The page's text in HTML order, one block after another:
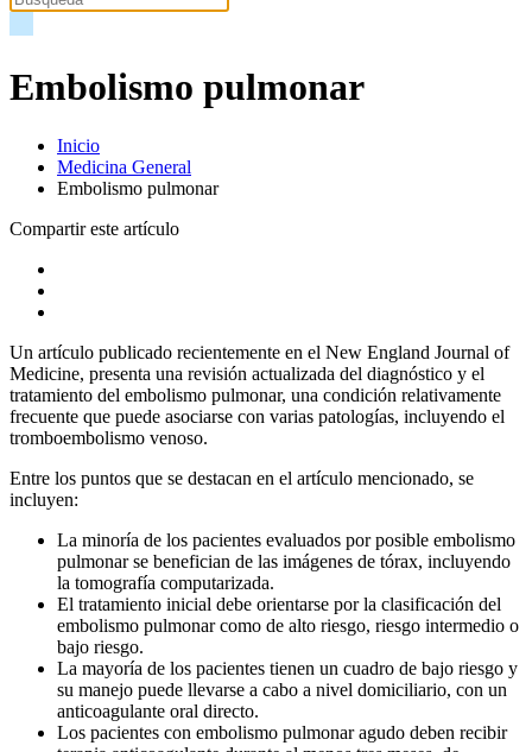
Embolismo pulmonar
Inicio
Medicina General
Embolismo pulmonar
Compartir este artículo
Un artículo publicado recientemente en el New England Journal of
Medicine, presenta una revisión actualizada del diagnóstico y el
tratamiento del embolismo pulmonar, una condición relativamente
frecuente que puede asociarse con varias patologías, incluyendo el
tromboembolismo venoso.
Entre los puntos que se destacan en el artículo mencionado, se
incluyen:
La minoría de los pacientes evaluados por posible embolismo
pulmonar se benefician de las imágenes de tórax, incluyendo
la tomografía computarizada.
El tratamiento inicial debe orientarse por la clasificación del
embolismo pulmonar como de alto riesgo, riesgo intermedio o
bajo riesgo.
La mayoría de los pacientes tienen un cuadro de bajo riesgo y
su manejo puede llevarse a cabo a nivel domiciliario, con un
anticoagulante oral directo.
Los pacientes con embolismo pulmonar agudo deben recibir